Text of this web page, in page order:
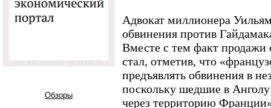
Обзоры
Адвокат миллионера
обвинения против
Вместе с тем факт продажи
стал, отметив, что
предъявлять обвинения в
поскольку шедшие в
через территорию